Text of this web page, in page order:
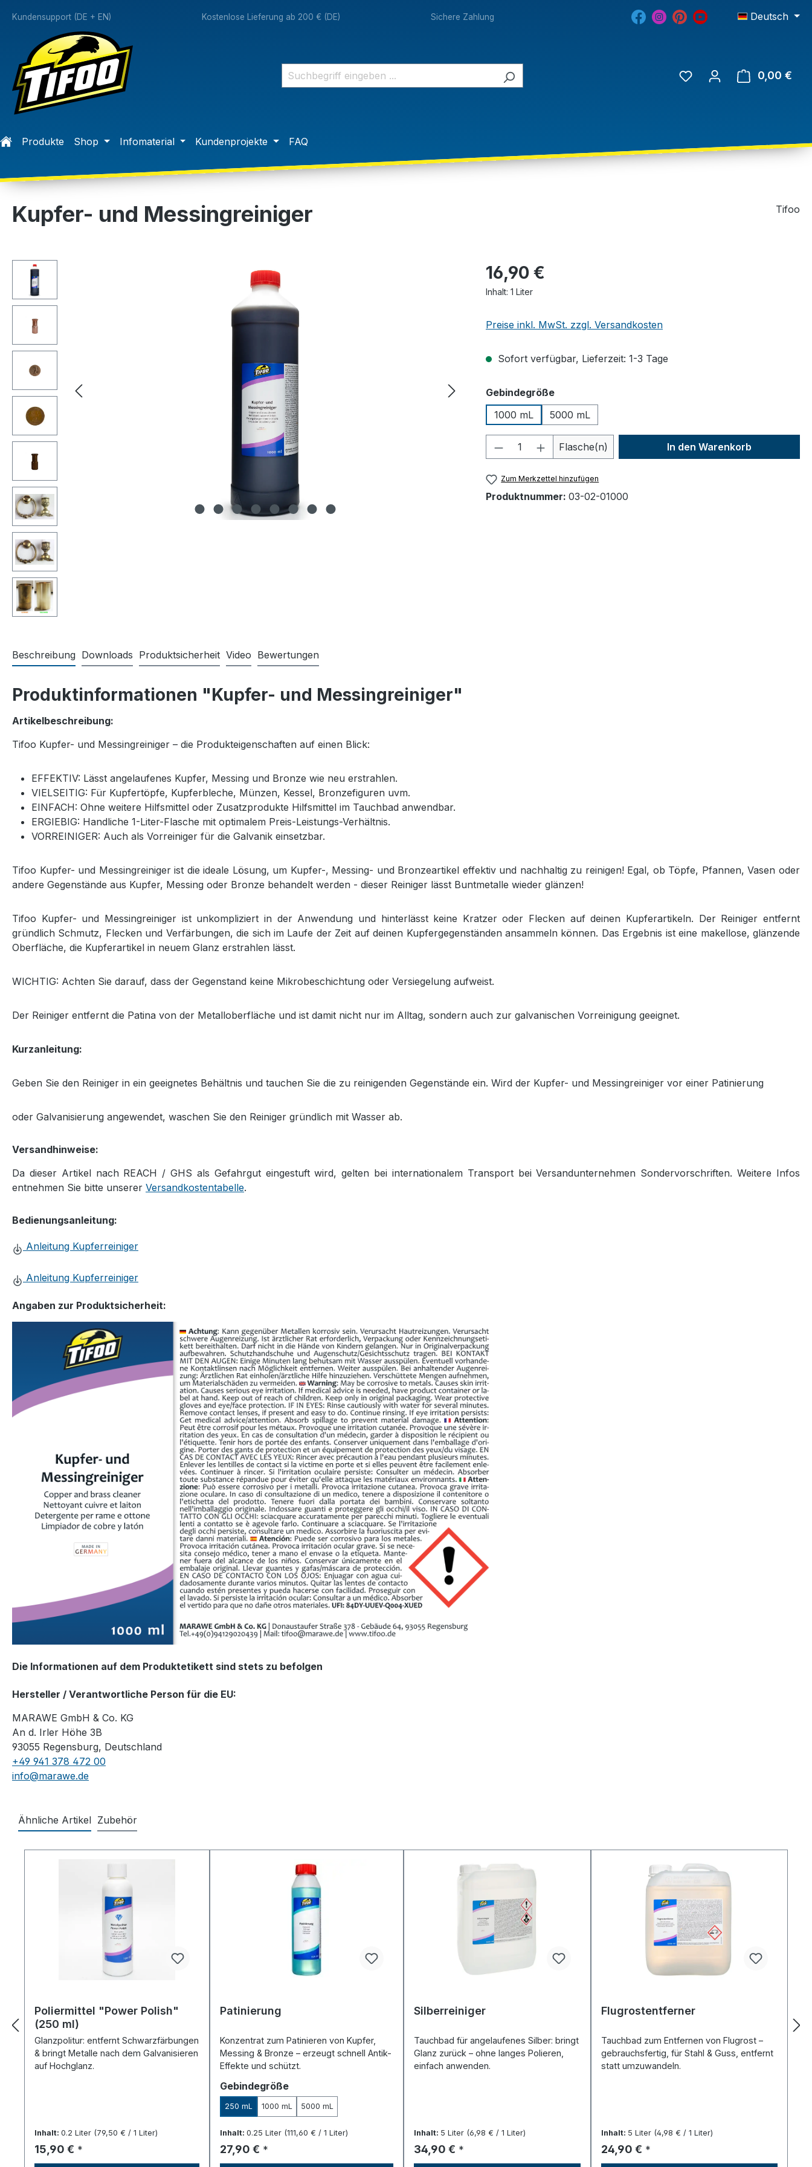
Zur Hauptnavigation springen
Kundensupport (DE + EN) Kostenlose Lieferung ab 200 € (DE) Sichere Zahlung Deutsch
0,00 €
Produkte Shop Infomaterial Kundenprojekte FAQ
Kupfer- und Messingreiniger Tifoo
Bildergalerie überspringen 16,90 €
Inhalt: 1 Liter
Preise inkl. MwSt. zzgl. Versandkosten
Sofort verfügbar, Lieferzeit: 1-3 Tage
Gebindegrößeauswählen
1000 mL
5000 mL
Produkt Anzahl: Gib den gewünschten Wert
Flasche(n) In den Warenkorb
Zum Merkzettel hinzufügen
Produktnummer: 03-02-01000
Beschreibung Downloads Produktsicherheit Video Bewertungen
Produktinformationen "Kupfer- und Messingreiniger"
Artikelbeschreibung:
Tifoo Kupfer- und Messingreiniger – die Produkteigenschaften auf einen Blick:
EFFEKTIV: Lässt angelaufenes Kupfer, Messing und Bronze wie neu erstrahlen.
VIELSEITIG: Für Kupfertöpfe, Kupferbleche, Münzen, Kessel, Bronzefiguren uvm.
EINFACH: Ohne weitere Hilfsmittel oder Zusatzprodukte Hilfsmittel im Tauchbad anwendbar.
ERGIEBIG: Handliche 1-Liter-Flasche mit optimalem Preis-Leistungs-Verhältnis.
VORREINIGER: Auch als Vorreiniger für die Galvanik einsetzbar.
Tifoo Kupfer- und Messingreiniger ist die ideale Lösung, um Kupfer-, Messing- und Bronzeartikel effektiv und nachhaltig zu reinigen! Egal, ob Töpfe, Pfannen, Vasen oder
andere Gegenstände aus Kupfer, Messing oder Bronze behandelt werden - dieser Reiniger lässt Buntmetalle wieder glänzen!
Tifoo Kupfer- und Messingreiniger ist unkompliziert in der Anwendung und hinterlässt keine Kratzer oder Flecken auf deinen Kupferartikeln. Der Reiniger entfernt
gründlich Schmutz, Flecken und Verfärbungen, die sich im Laufe der Zeit auf deinen Kupfergegenständen ansammeln können. Das Ergebnis ist eine makellose, glänzende
Oberfläche, die Kupferartikel in neuem Glanz erstrahlen lässt.
WICHTIG: Achten Sie darauf, dass der Gegenstand keine Mikrobeschichtung oder Versiegelung aufweist.
Der Reiniger entfernt die Patina von der Metalloberfläche und ist damit nicht nur im Alltag, sondern auch zur galvanischen Vorreinigung geeignet.
Kurzanleitung:
Geben Sie den Reiniger in ein geeignetes Behältnis und tauchen Sie die zu reinigenden Gegenstände ein. Wird der Kupfer- und Messingreiniger vor einer Patinierung
oder Galvanisierung angewendet, waschen Sie den Reiniger gründlich mit Wasser ab.
Versandhinweise:
Da dieser Artikel nach REACH / GHS als Gefahrgut eingestuft wird, gelten bei internationalem Transport bei Versandunternehmen Sondervorschriften. Weitere Infos
entnehmen Sie bitte unserer Versandkostentabelle.
Bedienungsanleitung:
Anleitung Kupferreiniger
Anleitung Kupferreiniger
Angaben zur Produktsicherheit:
Die Informationen auf dem Produktetikett sind stets zu befolgen
Hersteller / Verantwortliche Person für die EU:
MARAWE GmbH & Co. KG
An d. Irler Höhe 3B
93055 Regensburg, Deutschland
+49 941 378 472 00
info@marawe.de
Ähnliche Artikel Zubehör
Poliermittel "Power Polish"
(250 ml)
Glanzpolitur: entfernt Schwarzfärbungen
& bringt Metalle nach dem Galvanisieren
auf Hochglanz.
Inhalt: 0.2 Liter (79,50 € / 1 Liter)
Regulärer Preis:
15,90 € *
Patinierung
Konzentrat zum Patinieren von Kupfer,
Messing & Bronze – erzeugt schnell Antik-
Effekte und schützt.
Gebindegrößeauswählen
250 mL 1000 mL 5000 mL
Inhalt:0.25 Liter (111,60 € / 1 Liter)
Regulärer Preis:
27,90 € *
Silberreiniger
Tauchbad für angelaufenes Silber: bringt
Glanz zurück – ohne langes Polieren,
einfach anwenden.
Inhalt: 5 Liter (6,98 € / 1 Liter)
Regulärer Preis:
34,90 € *
Flugrostentferner
Tauchbad zum Entfernen von Flugrost –
gebrauchsfertig, für Stahl & Guss, entfernt
statt umzuwandeln.
Inhalt: 5 Liter (4,98 € / 1 Liter)
Regulärer Preis:
24,90 € *